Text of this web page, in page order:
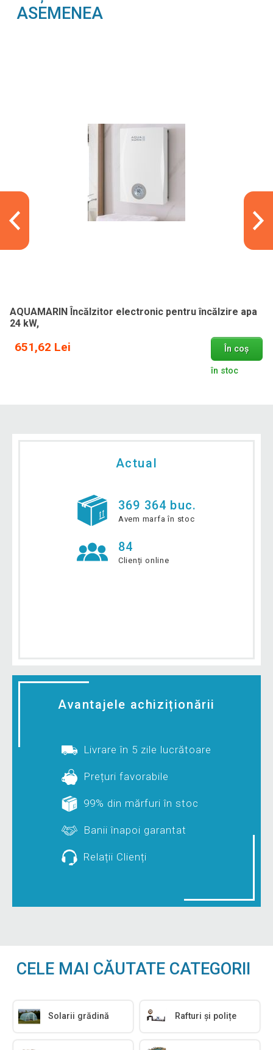
ASEMENEA
AQUAMARIN Încălzitor electronic pentru încălzire apa
24 kW,
651,62 Lei În coș
în stoc
Actual
369 364 buc.
Avem marfa în stoc
84
Clienți online
Avantajele achiziționării
Livrare în 5 zile lucrătoare
Prețuri favorabile
99% din mărfuri în stoc
Banii înapoi garantat
Relații Clienți
CELE MAI CĂUTATE CATEGORII
Solarii grădină Rafturi și polițe